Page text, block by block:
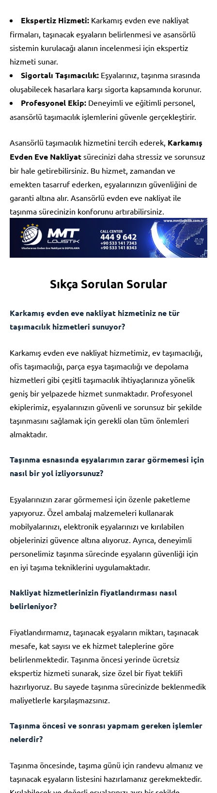
Ekspertiz Hizmeti: Karkamış evden eve nakliyat
firmaları, taşınacak eşyaların belirlenmesi ve asansörlü
sistemin kurulacağı alanın incelenmesi için ekspertiz
hizmeti sunar.
Sigortalı Taşımacılık: Eşyalarınız, taşınma sırasında
oluşabilecek hasarlara karşı sigorta kapsamında korunur.
Profesyonel Ekip: Deneyimli ve eğitimli personel,
asansörlü taşımacılık işlemlerini güvenle gerçekleştirir.
Asansörlü taşımacılık hizmetini tercih ederek, Karkamış
Evden Eve Nakliyat sürecinizi daha stressiz ve sorunsuz
bir hale getirebilirsiniz. Bu hizmet, zamandan ve
emekten tasarruf ederken, eşyalarınızın güvenliğini de
garanti altına alır. Asansörlü evden eve nakliyat ile
taşınma sürecinizin konforunu artırabilirsiniz.
Sıkça Sorulan Sorular
Karkamış evden eve nakliyat hizmetiniz ne tür
taşımacılık hizmetleri sunuyor?
Karkamış evden eve nakliyat hizmetimiz, ev taşımacılığı,
ofis taşımacılığı, parça eşya taşımacılığı ve depolama
hizmetleri gibi çeşitli taşımacılık ihtiyaçlarınıza yönelik
geniş bir yelpazede hizmet sunmaktadır. Profesyonel
ekiplerimiz, eşyalarınızın güvenli ve sorunsuz bir şekilde
taşınmasını sağlamak için gerekli olan tüm önlemleri
almaktadır.
Taşınma esnasında eşyalarımın zarar görmemesi için
nasıl bir yol izliyorsunuz?
Eşyalarınızın zarar görmemesi için özenle paketleme
yapıyoruz. Özel ambalaj malzemeleri kullanarak
mobilyalarınızı, elektronik eşyalarınızı ve kırılabilen
objelerinizi güvence altına alıyoruz. Ayrıca, deneyimli
personelimiz taşınma sürecinde eşyaların güvenliği için
en iyi taşıma tekniklerini uygulamaktadır.
Nakliyat hizmetlerinizin fiyatlandırması nasıl
belirleniyor?
Fiyatlandırmamız, taşınacak eşyaların miktarı, taşınacak
mesafe, kat sayısı ve ek hizmet taleplerine göre
belirlenmektedir. Taşınma öncesi yerinde ücretsiz
ekspertiz hizmeti sunarak, size özel bir fiyat teklifi
hazırlıyoruz. Bu sayede taşınma sürecinizde beklenmedik
maliyetlerle karşılaşmazsınız.
Taşınma öncesi ve sonrası yapmam gereken işlemler
nelerdir?
Taşınma öncesinde, taşıma günü için randevu almanız ve
taşınacak eşyaların listesini hazırlamanız gerekmektedir.